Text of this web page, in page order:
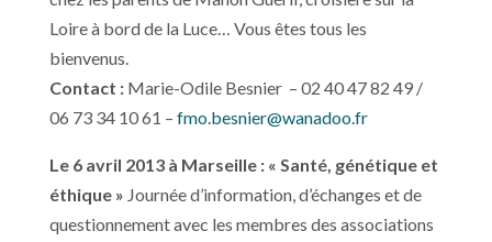
Loire à bord de la Luce… Vous êtes tous les
bienvenus.
Contact :Marie-Odile Besnier – 02 40 47 82 49 /
06 73 34 10 61 – fmo.besnier@wanadoo.fr
Le 6 avril 2013 à Marseille : « Santé, génétique et
éthique » Journée d’information, d’échanges et de
questionnement avec les membres des associations